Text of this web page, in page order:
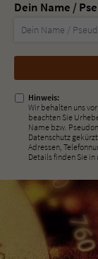
Dein Name /
Nicht
ausfüllen!
Hinweis:
Wir behalten uns
beachten Sie
Name bzw.
Datenschutz
Adressen,
Details finden Sie in